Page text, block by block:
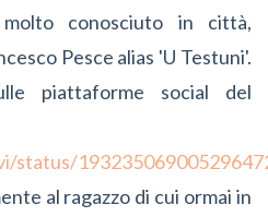
conosciuto in città,
Pesce alias 'U Testuni'.
piattaforme social del
status/
al ragazzo di cui ormai in